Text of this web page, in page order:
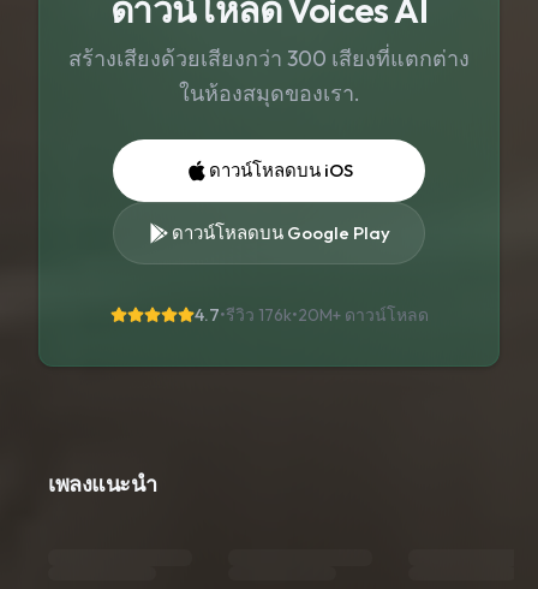
ดาวน์โหลด Voices AI
สร้างเสียงด้วยเสียงกว่า 300 เสียงที่แตกต่าง
ในห้องสมุดของเรา.
ดาวน์โหลดบน iOS
ดาวน์โหลดบน Google Play
4.7•รีวิว 176k•20M+ ดาวน์โหลด
เพลงแนะนำ